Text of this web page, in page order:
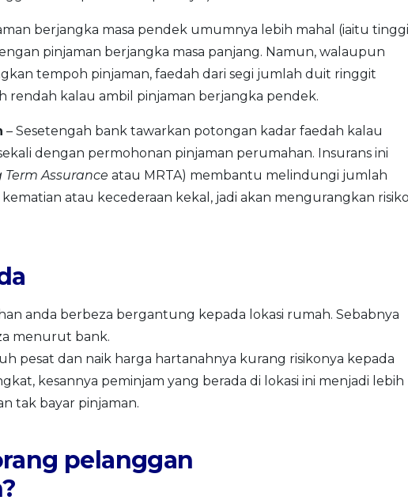
berjangka masa pendek umumnya lebih mahal (iaitu tinggi
pinjaman berjangka masa panjang. Namun, walaupun
tempoh pinjaman, faedah dari segi jumlah duit ringgit
rendah kalau ambil pinjaman berjangka pendek.
– Sesetengah bank tawarkan potongan kadar faedah kalau
dengan permohonan pinjaman perumahan. Insurans ini
Assurance atau MRTA) membantu melindungi jumlah
atau kecederaan kekal, jadi akan mengurangkan risiko
anda berbeza bergantung kepada lokasi rumah. Sebabnya
menurut bank.
pesat dan naik harga hartanahnya kurang risikonya kepada
kesannya peminjam yang berada di lokasi ini menjadi lebih
tak bayar pinjaman.
pelanggan